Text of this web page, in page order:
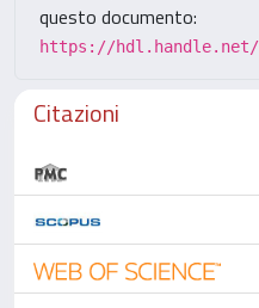
questo documento:
https://hdl.handle.net/
Citazioni